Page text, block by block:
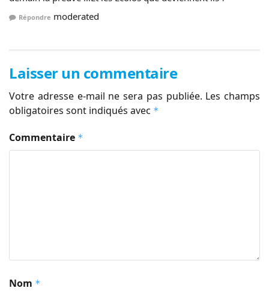
Répondre moderated
Laisser un commentaire
Votre adresse e-mail ne sera pas publiée. Les champs
obligatoires sont indiqués avec *
Commentaire *
Nom *